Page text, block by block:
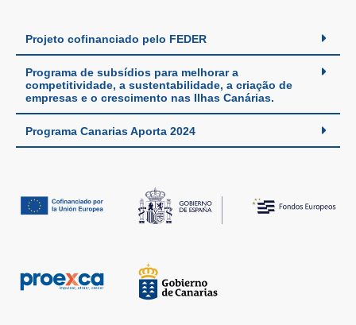
Projeto cofinanciado pelo FEDER
Programa de subsídios para melhorar a
competitividade, a sustentabilidade, a criação de
empresas e o crescimento nas Ilhas Canárias.
Programa Canarias Aporta 2024